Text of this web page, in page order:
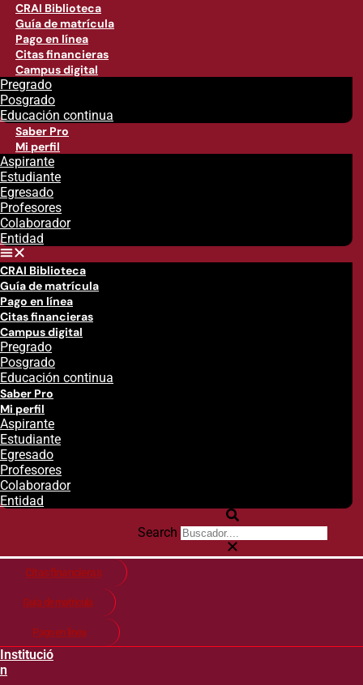
CRAI Biblioteca
Guía de matrícula
Pago en línea
Citas financieras
Campus digital
Pregrado
Posgrado
Educación continua
Saber Pro
Mi perfil
Aspirante
Estudiante
Egresado
Profesores
Colaborador
Entidad
CRAI Biblioteca
Guía de matrícula
Pago en línea
Citas financieras
Campus digital
Pregrado
Posgrado
Educación continua
Saber Pro
Mi perfil
Aspirante
Estudiante
Egresado
Profesores
Colaborador
Entidad
Search
Citas financieras
Guía de matricula
Pago en línea
Institució
n